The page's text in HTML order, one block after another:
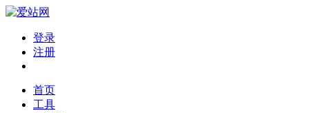
登录
注册
首页
工具